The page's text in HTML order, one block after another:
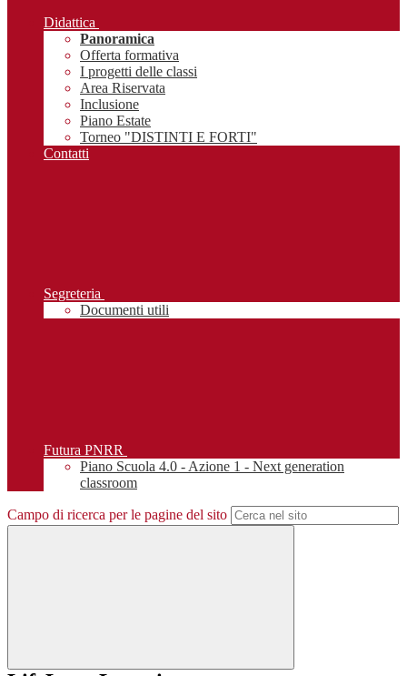
Didattica
Panoramica
Offerta formativa
I progetti delle classi
Area Riservata
Inclusione
Piano Estate
Torneo "DISTINTI E FORTI"
Contatti
Segreteria
Documenti utili
Futura PNRR
Piano Scuola 4.0 - Azione 1 - Next generation
classroom
Campo di ricerca per le pagine del sito